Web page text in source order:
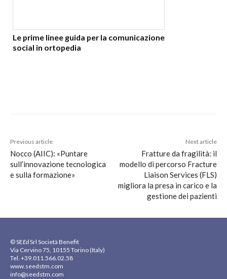
Le prime linee guida per la comunicazione
social in ortopedia
Previous article
Nocco (AIIC): «Puntare
sull’innovazione tecnologica
e sulla formazione»
Next article
Fratture da fragilità: il
modello di percorso Fracture
Liaison Services (FLS)
migliora la presa in carico e la
gestione dei pazienti
© SEEdSrl Società Benefit
Via Cervino 75, 10155 Torino (Italy)
Tel. +39.011.566.02.58
www.seedstm.com
info@seedstm.com